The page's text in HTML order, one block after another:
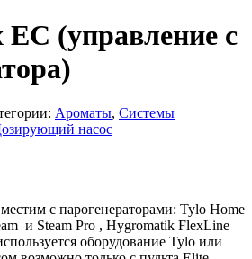
(управление с
Ароматы, Системы
насос
с парогенераторами: Tylo Home
и Steam Pro , Hygromatik FlexLine
оборудование Tylo или